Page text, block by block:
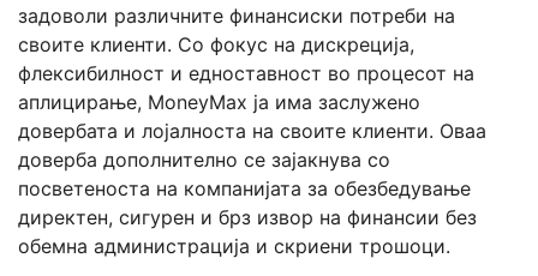
задоволи различните финансиски потреби на
своите клиенти. Со фокус на дискреција,
флексибилност и едноставност во процесот на
аплицирање, MoneyMax ја има заслужено
довербата и лојалноста на своите клиенти. Оваа
доверба дополнително се зајакнува со
посветеноста на компанијата за обезбедување
директен, сигурен и брз извор на финансии без
обемна администрација и скриени трошоци.